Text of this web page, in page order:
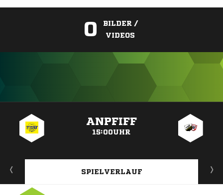
0
BILDER /
VIDEOS
ANPFIFF
15:00UHR
SPIELVERLAUF